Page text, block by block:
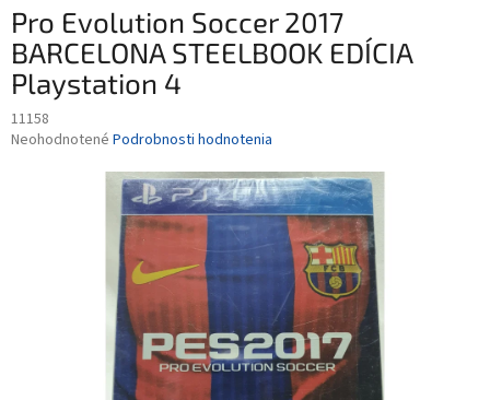
Pro Evolution Soccer 2017
BARCELONA STEELBOOK EDÍCIA
Playstation 4
11158
Priemerné
Neohodnotené Podrobnosti hodnotenia